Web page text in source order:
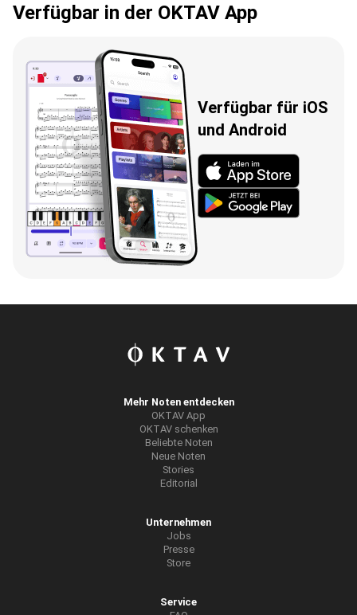
Verfügbar in der OKTAV App
Verfügbar für iOS
und Android
Mehr Noten entdecken
OKTAV App
OKTAV schenken
Beliebte Noten
Neue Noten
Stories
Editorial
Unternehmen
Jobs
Presse
Store
Service